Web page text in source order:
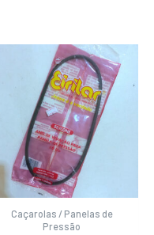
Caçarolas / Panelas de
Pressão